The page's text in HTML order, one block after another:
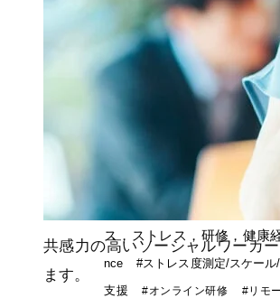
共感力の高いソーシャルワーカ
ます。
注目のキーワード
#ストレス
#ストレ
メント
#ストレスケ
#ストレ
#メンタルヘ
ストレス管理
#健康管理
ワ久美子
#感情労働
#
ス，ストレス，研修，健康
nce
#ストレス度測定/スケール
支援
#オンライン研修 #リモ